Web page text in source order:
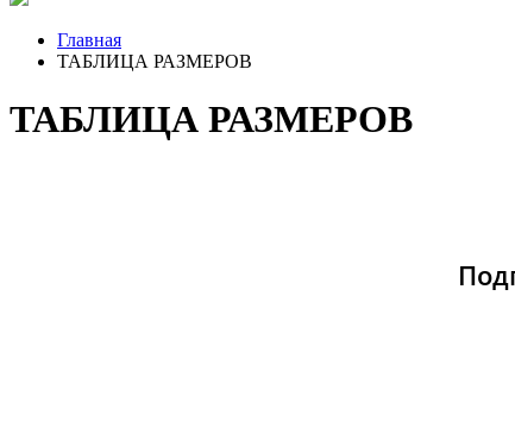
Главная
ТАБЛИЦА РАЗМЕРОВ
ТАБЛИЦА РАЗМЕРОВ